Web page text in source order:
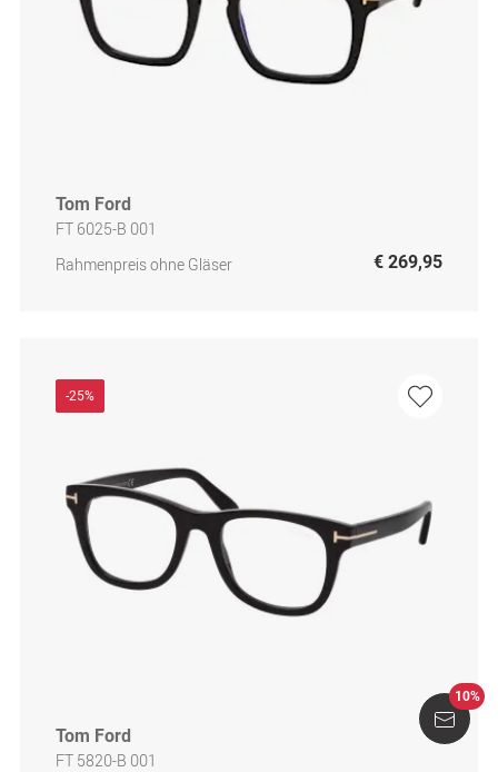
Tom Ford
FT 6025-B 001
Rahmenpreis ohne Gläser
€ 269,95
-25%
Tom Ford
FT 5820-B 001
10%